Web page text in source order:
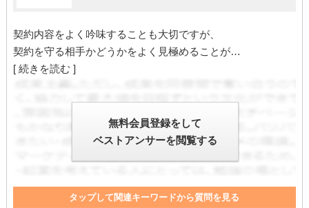
契約内容をよく吟味することも大切ですが、
契約を守る相手かどうかをよく見極めることが…
[ 続きを読む ]
無料会員登録をして
ベストアンサーを閲覧する
タップして関連キーワードから質問を見る